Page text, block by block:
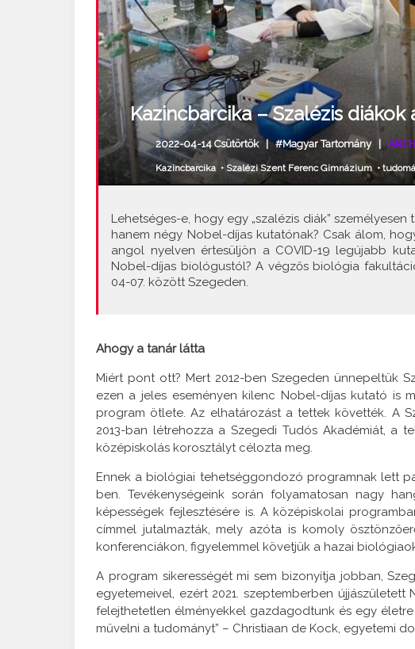
Kazincbarcika – Szalézis
2022-04-14 Csütörtök |#Magyar Tartomány|
Kazincbarcika• Szalézi Szent Ferenc Gimnázium•
Lehetséges-e, hogy egy „szalézis diák”
hanem négy Nobel-díjas kutatónak? Csak álom,
angol nyelven értesüljön a COVID-19 legújabb
Nobel-díjas biológustól? A végzős biológia
04-07. között Szegeden.
Ahogy a tanár látta
Miért pont ott? Mert 2012-ben Szegeden ünnepeltük
ezen a jeles eseményen kilenc Nobel-díjas kutató is
program ötlete. Az elhatározást a tettek követték. A
2013-ban létrehozza a Szegedi Tudós Akadémiát, a
középiskolás korosztályt célozta meg.
Ennek a biológiai tehetséggondozó programnak lett
ben. Tevékenységeink során folyamatosan nagy
képességek fejlesztésére is. A középiskolai
címmel jutalmazták, mely azóta is komoly
konferenciákon, figyelemmel követjük a hazai
A program sikerességét mi sem bizonyítja jobban,
egyetemeivel, ezért 2021. szeptemberben
felejthetetlen élményekkel gazdagodtunk és egy
művelni a tudományt” – Christiaan de Kock, egyetemi